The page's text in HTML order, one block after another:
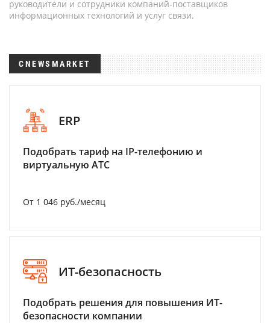
руководители и сотрудники компаний-поставщиков
информационных технологий и услуг связи.
CNEWSMARKET
ERP
Подобрать тариф на IP-телефонию и
виртуальную АТС
От 1 046 руб./месяц
ИТ-безопасность
Подобрать решения для повышения ИТ-
безопасности компании